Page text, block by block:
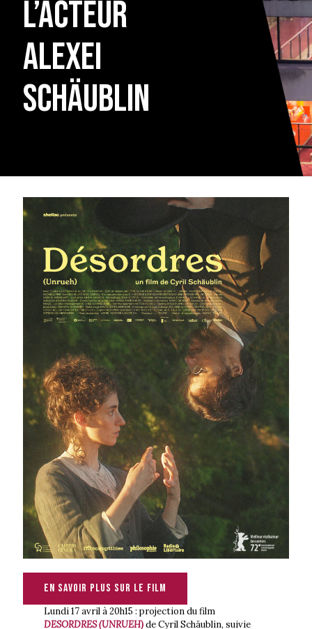
l’acteur
Alexei
Schäublin
En savoir plus sur le film
Lundi 17 avril à 20h15 : projection du film
DESORDRES (UNRUEH)de Cyril Schäublin, suivie